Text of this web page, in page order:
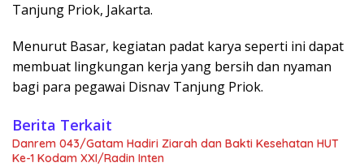
Tanjung Priok, Jakarta.
Menurut Basar, kegiatan padat karya seperti ini dapat
membuat lingkungan kerja yang bersih dan nyaman
bagi para pegawai Disnav Tanjung Priok.
Berita Terkait
Danrem 043/Gatam Hadiri Ziarah dan Bakti Kesehatan HUT
Ke-1 Kodam XXI/Radin Inten